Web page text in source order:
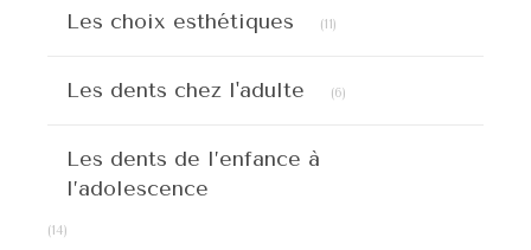
Les choix esthétiques (11)
Les dents chez l'adulte (6)
Les dents de l’enfance à
l’adolescence
(14)